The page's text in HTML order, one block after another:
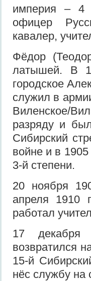
империя – 4
офицер
кавалер,
Фёдор
латышей. В
городское
служил в
Виленское/
разряду и
Сибирский
войне и в
3-й степени.
20 ноября
апреля 1910
работал
17 декабря
возвратился
15-й
нёс службу